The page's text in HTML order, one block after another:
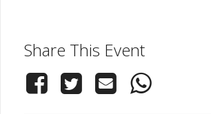
Share This Event